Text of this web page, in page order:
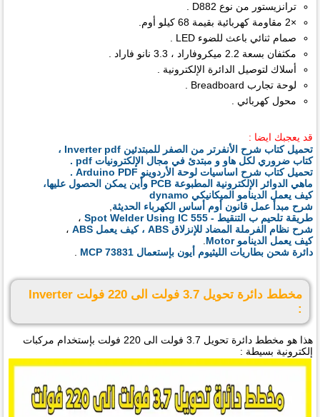
ترانزيستور من نوع D882 .
×2 مقاومة كهربائية بقيمة 68 كيلو أوم.
صمام ثنائي باعث للضوء LED .
مكثفان بسعة 2.2 ميكروفاراد ، 3.3 نانو فاراد .
أسلاك لتوصيل الدائرة الإلكترونية .
لوحة تجارب Breadboard .
محول كهربائي .
قد يعجبك ايضا :
تحميل كتاب شرح الأنفرتر من الصفر للمبتدئين Inverter pdf ،
كتاب ضروري لكل هاو و مبتدئ في مجال الإلكترونيات pdf .
تحميل كتاب شرح اساسيات لوحة الأردوينو Arduino PDF .
ماهي الدوائر الإلكترونية المطبوعة PCB وأين يمكن الحصول عليها،
كيف يعمل الدينامو الميكانيكي dynamo
شرح مبدأ عمل قانون أوم أساس الكهرباء الحديثة
طريقة تلحيم ب التنقيط - Spot Welder Using IC 555
،
شرح نظام الفرملة المضاد للإنزلاق ABS ، كيف يعمل ABS
،
كيف يعمل الدينامو Motor
دائرة شحن بطاريات الليثيوم أيون بإستعمال MCP 73831
مخطط دائرة تحويل 3.7 فولت الى 220 فولت Inverter
:
هذا هو مخطط دائرة تحويل 3.7 فولت الى 220 فولت بإستخدام مركبات
إلكترونية بسيطة :